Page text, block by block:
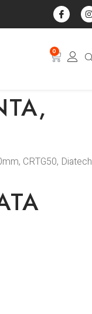
0
CRTG50, Diatech